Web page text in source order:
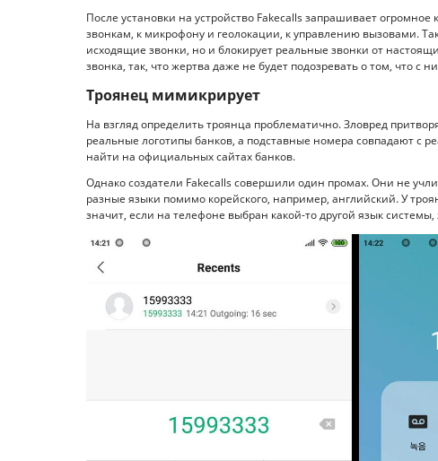
После установки на устройство Fakecalls запрашивает
звонкам, к микрофону и геолокации, к управлению вызовами.
исходящие звонки, но и блокирует реальные звонки от
звонка, так, что жертва даже не будет подозревать о том, что с
Троянец мимикрирует
На взгляд определить троянца проблематично. Зловред
реальные логотипы банков, а подставные номера совпадают
найти на официальных сайтах банков.
Однако создатели Fakecalls совершили один промах. Они не
разные языки помимо корейского, например, английский. У
значит, если на телефоне выбран какой-то другой язык